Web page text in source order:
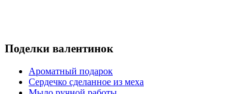
Поделки валентинок
Ароматный подарок
Сердечко сделанное из меха